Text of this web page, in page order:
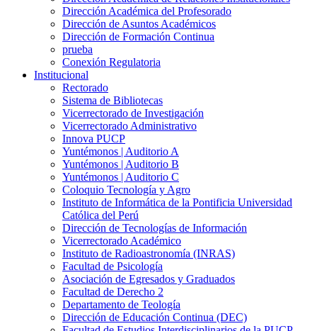
Dirección Académica del Profesorado
Dirección de Asuntos Académicos
Dirección de Formación Continua
prueba
Conexión Regulatoria
Institucional
Rectorado
Sistema de Bibliotecas
Vicerrectorado de Investigación
Vicerrectorado Administrativo
Innova PUCP
Yuntémonos | Auditorio A
Yuntémonos | Auditorio B
Yuntémonos | Auditorio C
Coloquio Tecnología y Agro
Instituto de Informática de la Pontificia Universidad
Católica del Perú
Dirección de Tecnologías de Información
Vicerrectorado Académico
Instituto de Radioastronomía (INRAS)
Facultad de Psicología
Asociación de Egresados y Graduados
Facultad de Derecho 2
Departamento de Teología
Dirección de Educación Continua (DEC)